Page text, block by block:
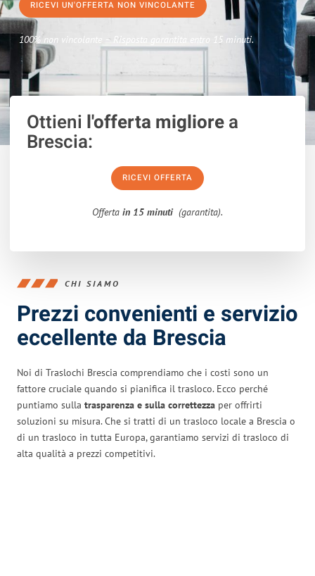
RICEVI UN'OFFERTA NON VINCOLANTE
100% non vincolante – Risposta garantita entro 15 minuti.
Ottieni l'offerta migliorea
Brescia:
RICEVI OFFERTA
Offerta in 15 minuti (garantita).
CHI SIAMO
Prezzi convenienti e servizio
eccellente da Brescia
Noi di Traslochi Brescia comprendiamo che i costi sono un
fattore cruciale quando si pianifica il trasloco. Ecco perché
puntiamo sulla trasparenza e sulla correttezza per offrirti
soluzioni su misura. Che si tratti di un trasloco locale a Brescia o
di un trasloco in tutta Europa, garantiamo servizi di trasloco di
alta qualità a prezzi competitivi.